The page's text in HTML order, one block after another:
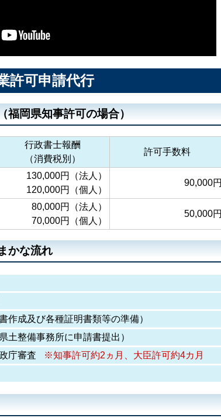
許可申請代行
福岡県知事許可の場合）
行政書士報酬
（消費税別）
許可手数料
130,000円（法人）
120,000円（個人）
90,000円
80,000円（法人）
70,000円（個人）
50,000円
かな流れ
成及び各種証明書類等の準備）
整備事務所に申請書提出）
庁審査 ※知事許可約2ヵ月
大臣許可約4カ月